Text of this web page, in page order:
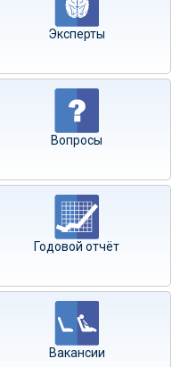
Эксперты
Вопросы
Годовой отчёт
Вакансии